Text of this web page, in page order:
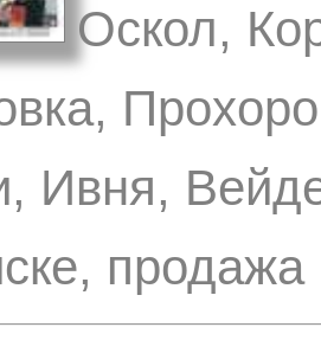
Оскол,
Ивня,
продажа